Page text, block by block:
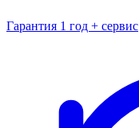
Гарантия 1 год + сервис